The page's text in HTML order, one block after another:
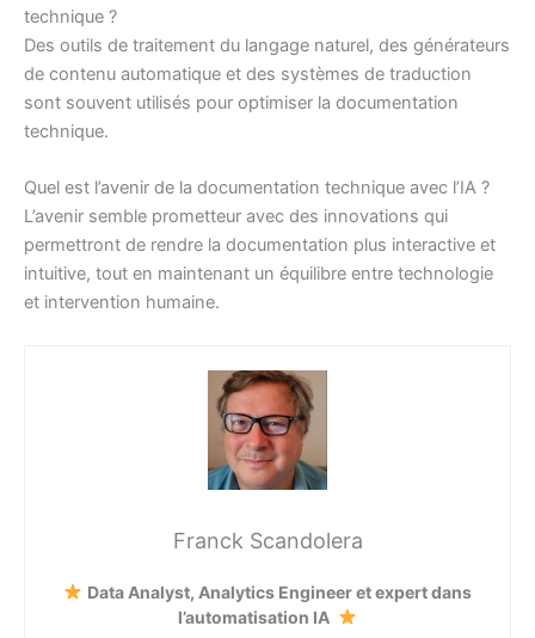
technique ?
Des outils de traitement du langage naturel, des générateurs
de contenu automatique et des systèmes de traduction
sont souvent utilisés pour optimiser la documentation
technique.
Quel est l’avenir de la documentation technique avec l’IA ?
L’avenir semble prometteur avec des innovations qui
permettront de rendre la documentation plus interactive et
intuitive, tout en maintenant un équilibre entre technologie
et intervention humaine.
Franck Scandolera
Data Analyst, Analytics Engineer et expert dans
l’automatisation IA